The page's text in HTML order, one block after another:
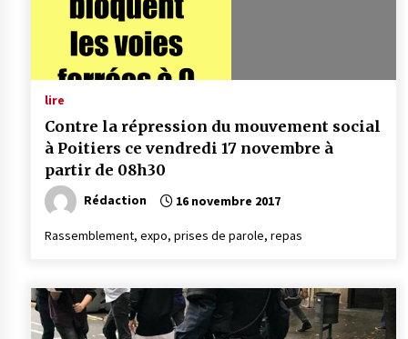
lire
Contre la répression du mouvement social
à Poitiers ce vendredi 17 novembre à
partir de 08h30
Rédaction 16 novembre 2017
Rassemblement, expo, prises de parole, repas